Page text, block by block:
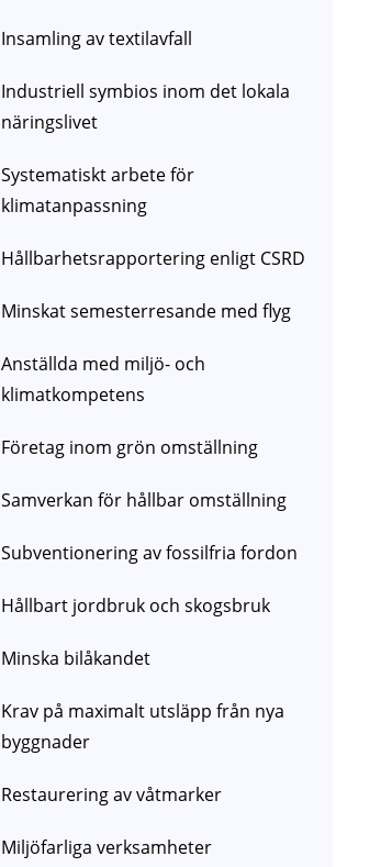
Insamling av textilavfall
Industriell symbios inom det lokala
näringslivet
Systematiskt arbete för
klimatanpassning
Hållbarhetsrapportering enligt CSRD
Minskat semesterresande med flyg
Anställda med miljö- och
klimatkompetens
Företag inom grön omställning
Samverkan för hållbar omställning
Subventionering av fossilfria fordon
Hållbart jordbruk och skogsbruk
Minska bilåkandet
Krav på maximalt utsläpp från nya
byggnader
Restaurering av våtmarker
Miljöfarliga verksamheter